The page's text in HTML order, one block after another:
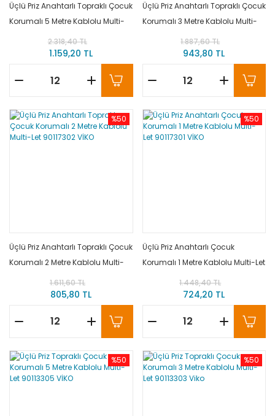
Üçlü Priz Anahtarlı Topraklı Çocuk
Korumalı 5 Metre Kablolu Multi-
Let 90117305 VİKO
2.318,40 TL
1.159,20 TL
Üçlü Priz Anahtarlı Topraklı Çocuk
Korumalı 3 Metre Kablolu Multi-
Let 90117303 VİKO
1.887,60 TL
943,80 TL
%50
Üçlü Priz Anahtarlı Topraklı Çocuk
Korumalı 2 Metre Kablolu Multi-
Let 90117302 VİKO
1.611,60 TL
805,80 TL
%50
Üçlü Priz Anahtarlı Çocuk
Korumalı 1 Metre Kablolu Multi-Let
90117301 VİKO1.448,40 TL
724,20 TL
%50 %50